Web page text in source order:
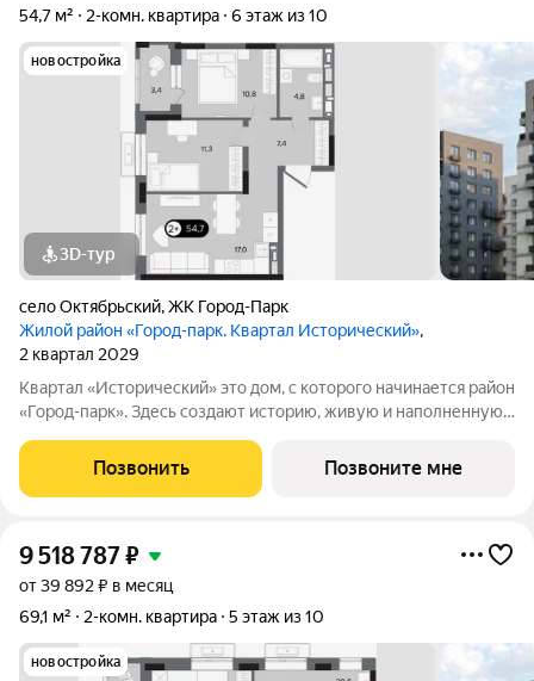
54,7 м²
2-комн. квартира 6 этаж из 10
новостройка
3D-тур
село Октябрьский,ЖК Город-Парк
Жилой район «Город-парк. Квартал Исторический»,
2 квартал 2029
Квартал «Исторический» это дом, с которого начинается район
«Город-парк». Здесь создают историю, живую и наполненную
от семи до десяти этажей и двух десятиэтажных башен,
выходящих на
Позвонить Позвоните мне
9 518 787₽
от 39 892 ₽ в месяц
69,1 м²
2-комн. квартира 5 этаж из 10
новостройка